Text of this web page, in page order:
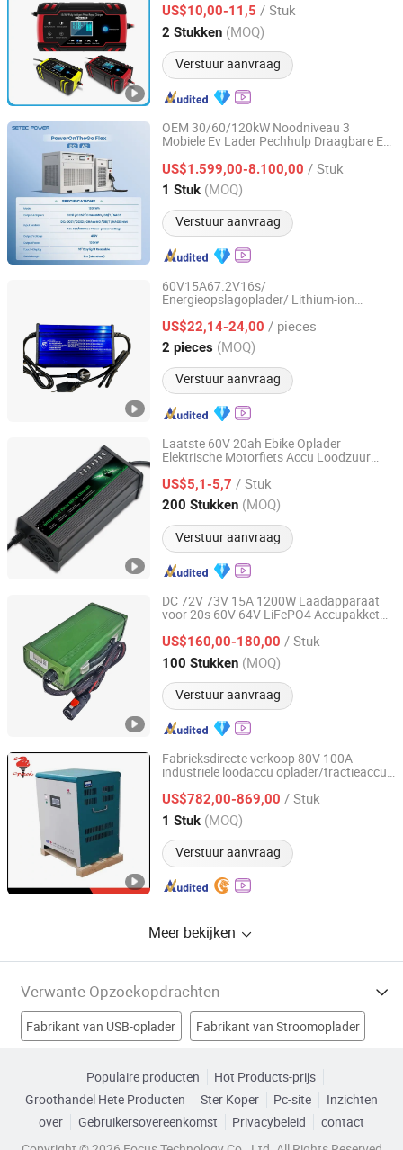
US$10,00-11,5 / Stuk
2 Stukken (MOQ)
Verstuur aanvraag
Anhui, China Sinds 2023
OEM 30/60/120kW Noodniveau 3
Mobiele Ev Lader Pechhulp Draagbare Ev
US$1.599,00-8.100,00 / Stuk
1 Stuk (MOQ)
Verstuur aanvraag
Shenzhen SETEC Power Co., Ltd.
Guangdong, China Sinds 2013
60V15A67.2V16s/
Energieopslagoplader/ Lithium-ion
US$22,14-24,00 / pieces
2 pieces (MOQ)
Verstuur aanvraag
Tianchang Lvpu Electronics Co. Ltd
Anhui, China Sinds 2024
Laatste 60V 20ah Ebike Oplader
Elektrische Motorfiets Accu Loodzuur
US$5,1-5,7 / Stuk
200 Stukken (MOQ)
Verstuur aanvraag
Anhui Sumeite Electronics Co., Ltd.
Anhui, China Sinds 2022
DC 72V 73V 15A 1200W Laadapparaat
voor 20s 60V 64V LiFePO4 Accupakket
Tuingereedschap met CE
US$160,00-180,00 / Stuk
100 Stukken (MOQ)
Verstuur aanvraag
Shenzhen KeYing HengYe Technology Co., Ltd.
Guangdong, China Sinds 2024
Fabrieksdirecte verkoop 80V 100A
industriële loodaccu oplader/tractieaccu
US$782,00-869,00 / Stuk
1 Stuk (MOQ)
Verstuur aanvraag
Zibo Torch Machine Co., Ltd.
Shandong, China Sinds 2020
Meer bekijken
Verwante Opzoekopdrachten
Fabrikant van USB-oplader Fabrikant van Stroomoplader
nieuwe batterijoplader Fabrieken
Populaire producten
Hot Products-prijs
Groothandel Hete Producten
Ster Koper Pc-site
Inzichten
over
Gebruikersovereenkomst Privacybeleid
contact